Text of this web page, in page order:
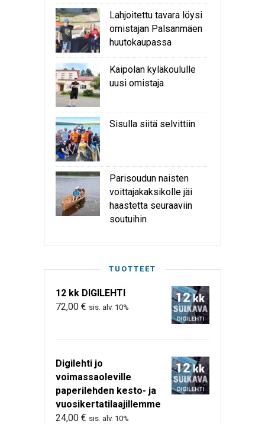
Lahjoitettu tavara löysi
omistajan Palsanmäen
huutokaupassa
Kaipolan kyläkoululle
uusi omistaja
Sisulla siitä selvittiin
Parisoudun naisten
voittajakaksikolle jäi
haastetta seuraaviin
soutuihin
TUOTTEET
12 kk DIGILEHTI
72,00 € sis. alv. 10%
Digilehti jo
voimassaoleville
paperilehden kesto- ja
vuosikertatilaajillemme
24,00 € sis. alv. 10%